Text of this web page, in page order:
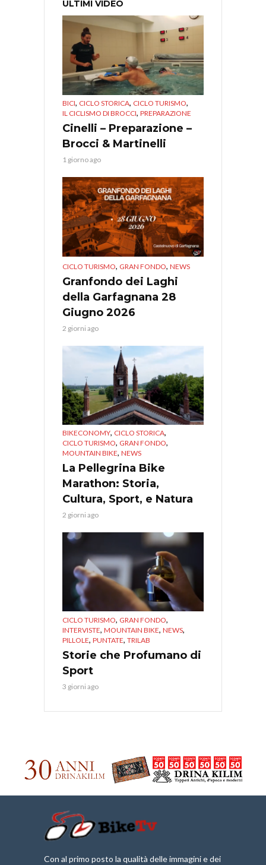
ULTIMI VIDEO
BICI, CICLO STORICA, CICLO TURISMO,
IL CICLISMO DI BROCCI, PREPARAZIONE
Cinelli – Preparazione –
Brocci & Martinelli
1 giorno ago
CICLO TURISMO, GRAN FONDO, NEWS
Granfondo dei Laghi
della Garfagnana 28
Giugno 2026
2 giorni ago
BIKECONOMY, CICLO STORICA,
CICLO TURISMO, GRAN FONDO,
MOUNTAIN BIKE, NEWS
La Pellegrina Bike
Marathon: Storia,
Cultura, Sport, e Natura
2 giorni ago
CICLO TURISMO, GRAN FONDO,
INTERVISTE, MOUNTAIN BIKE, NEWS,
PILLOLE, PUNTATE, TRILAB
Storie che Profumano di
Sport
3 giorni ago
Con al primo posto la qualità delle immagini e dei